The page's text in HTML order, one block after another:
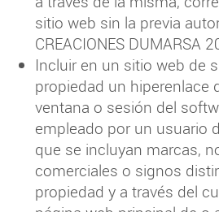
sitio web sin la previa
CREACIONES DUMARSA
Incluir en un sitio web de
propiedad un hiperenlace
ventana o sesión del
empleado por un usuario
que se incluyan marcas,
comerciales o signos
propiedad y a través del